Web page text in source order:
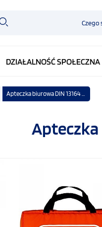
DZIAŁALNOŚĆ SPOŁECZNA
Apteczka biurowa DIN 13164 w torbie
Apteczka